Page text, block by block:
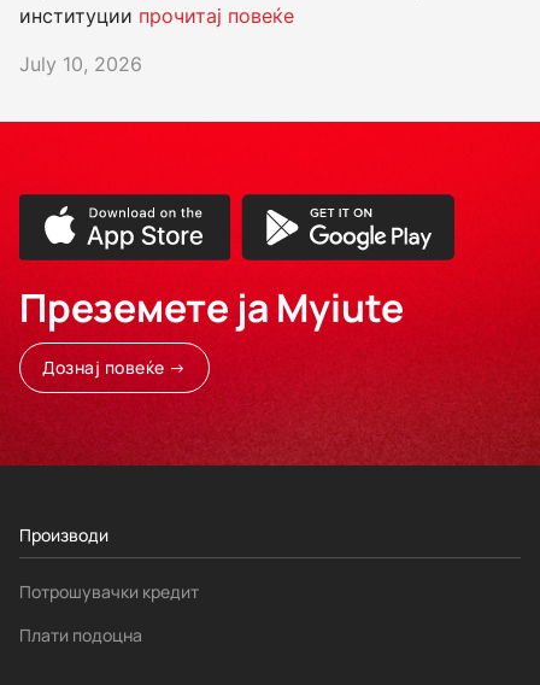
институции прочитај повеќе
July 10, 2026
Преземете ја Myiute
Дознај повеќе →
Производи
Потрошувачки кредит
Плати подоцна